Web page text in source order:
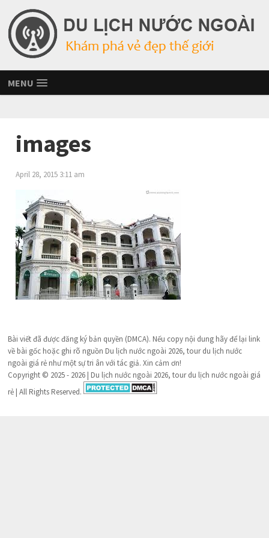
MENU
images
April 28, 2015 3:11 am
Bài viết đã được đăng ký bản quyền (DMCA). Nếu copy nội dung hãy để lại link
về bài gốc hoặc ghi rõ nguồn Du lịch nước ngoài 2026, tour du lịch nước
ngoài giá rẻ như một sự tri ân với tác giả. Xin cảm ơn!
Copyright © 2025 - 2026 | Du lịch nước ngoài 2026, tour du lịch nước ngoài giá
rẻ | All Rights Reserved.